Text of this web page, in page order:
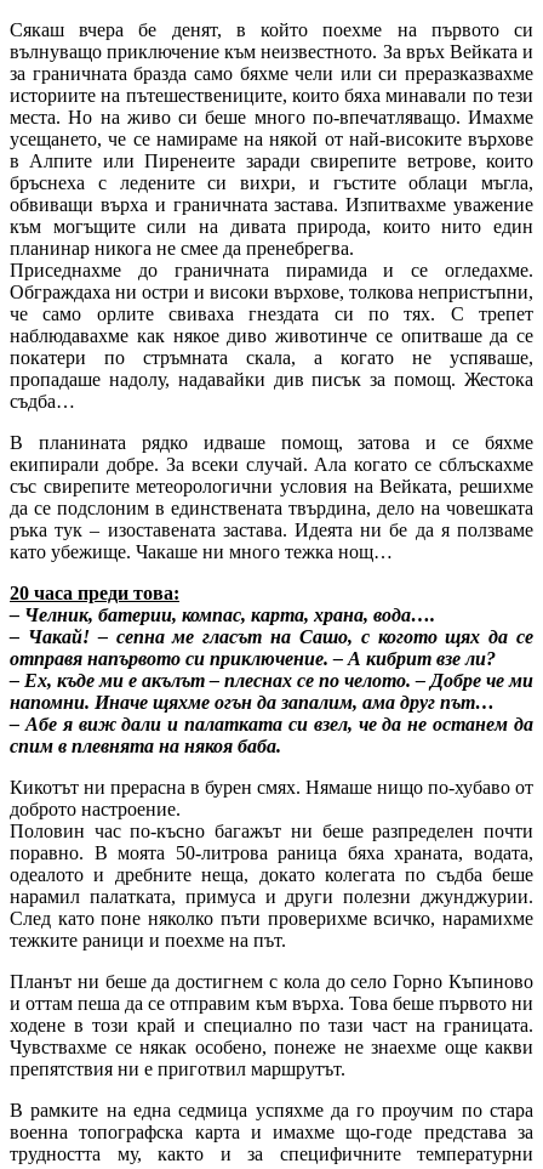
Сякаш вчера бе денят, в който поехме на първото си
вълнуващо приключение към неизвестното. За връх Вейката и
за граничната бразда само бяхме чели или си преразказвахме
историите на пътешествениците, които бяха минавали по тези
места. Но на живо си беше много по-впечатляващо. Имахме
усещането, че се намираме на някой от най-високите върхове
в Алпите или Пиренеите заради свирепите ветрове, които
бръснеха с ледените си вихри, и гъстите облаци мъгла,
обвиващи върха и граничната застава. Изпитвахме уважение
към могъщите сили на дивата природа, които нито един
планинар никога не смее да пренебрегва.
Приседнахме до граничната пирамида и се огледахме.
Обграждаха ни остри и високи върхове, толкова непристъпни,
че само орлите свиваха гнездата си по тях. С трепет
наблюдавахме как някое диво животинче се опитваше да се
покатери по стръмната скала, а когато не успяваше,
пропадаше надолу, надавайки див писък за помощ. Жестока
съдба…
В планината рядко идваше помощ, затова и се бяхме
екипирали добре. За всеки случай. Ала когато се сблъскахме
със свирепите метeорологични условия на Вейката, решихме
да се подслоним в единствената твърдина, дело на човешката
ръка тук – изоставената застава. Идеята ни бе да я ползваме
като убежище. Чакаше ни много тежка нощ…
20 часа преди това:
– Челник, батерии, компас, карта, храна, вода….
– Чакай! – сепна ме гласът на Сашо, с когото щях да се
отправя напървото си приключение. – А кибрит взе ли?
– Ех, къде ми е акълът – плеснах се по челото. – Добре че ми
напомни. Иначе щяхме огън да запалим, ама друг път…
– Абе я виж дали и палатката си взел, че да не останем да
спим в плевнята на някоя баба.
Кикотът ни прерасна в бурен смях. Нямаше нищо по-хубаво от
доброто настроение.
Половин час по-късно багажът ни беше разпределен почти
поравно. В моята 50-литрова раница бяха храната, водата,
одеалото и дребните неща, докато колегата по съдба беше
нарамил палатката, примуса и други полезни джунджурии.
След като поне няколко пъти проверихме всичко, нарамихме
тежките раници и поехме на път.
Планът ни беше да достигнем с кола до село Горно Къпиново
и оттам пеша да се отправим към върха. Това беше първото ни
ходене в този край и специално по тази част на границата.
Чувствахме се някак особено, понеже не знаехме още какви
препятствия ни е приготвил маршрутът.
В рамките на една седмица успяхме да го проучим по стара
военна топографска карта и имахме що-годе представа за
трудността му, както и за специфичните температурни